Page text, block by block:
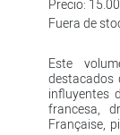
Precio:
Fuera de
Este
destacados
influyentes
francesa,
Française,